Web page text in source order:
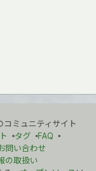
ミュニティサイト
タグ
FAQ
問い合わせ
の取扱い